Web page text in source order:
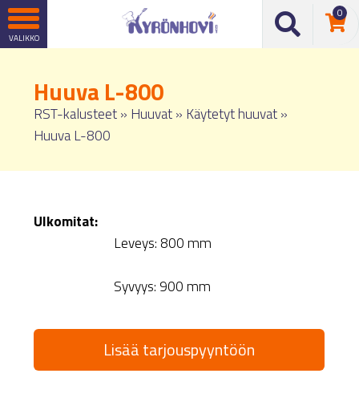
0
Huuva L-800
RST-kalusteet» Huuvat» Käytetyt huuvat»
Huuva L-800
Ulkomitat:
Leveys: 800 mm
Syvyys: 900 mm
Lisää tarjouspyyntöön